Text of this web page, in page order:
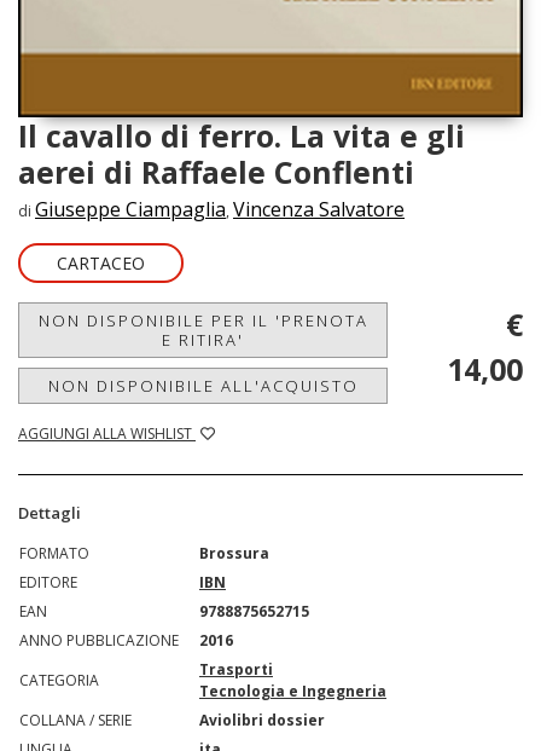
Il cavallo di ferro. La vita e gli
aerei di Raffaele Conflenti
di Giuseppe Ciampaglia, Vincenza Salvatore
CARTACEO
NON DISPONIBILE PER IL 'PRENOTA
E RITIRA'
NON DISPONIBILE ALL'ACQUISTO
AGGIUNGI ALLA WISHLIST
€
14,00
Dettagli
FORMATO
Brossura
EDITORE
IBN
EAN
9788875652715
ANNO PUBBLICAZIONE
2016
CATEGORIA
Trasporti
Tecnologia e Ingegneria
COLLANA / SERIE
Aviolibri dossier